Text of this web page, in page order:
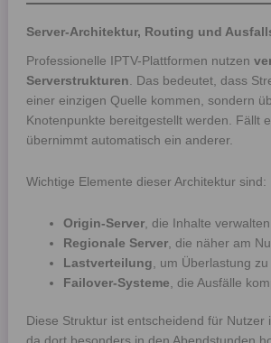
Server-Architektur, Routing und
Professionelle IPTV-Plattformen nutzen
Serverstrukturen. Das bedeutet, dass
einer einzigen Quelle kommen, sondern
Knotenpunkte bereitgestellt werden. Fällt
übernimmt automatisch ein anderer.
Wichtige Elemente dieser Architektur sind:
Origin-Server, die Inhalte verwalten
Regionale Server, die näher am
Lastverteilung , um Überlastung
Failover-Systeme , die Ausfälle
Diese Struktur ist entscheidend für Nutzer